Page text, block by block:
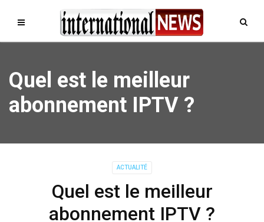
Quel est le meilleur
abonnement IPTV ?
ACTUALITÉ
Quel est le meilleur
abonnement IPTV ?